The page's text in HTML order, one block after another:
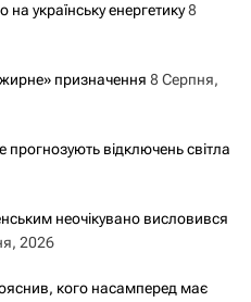
українську енергетику8
призначення 8 Серпня,
прогнозують відключень світла
неочікувано висловився
2026
кого насамперед має